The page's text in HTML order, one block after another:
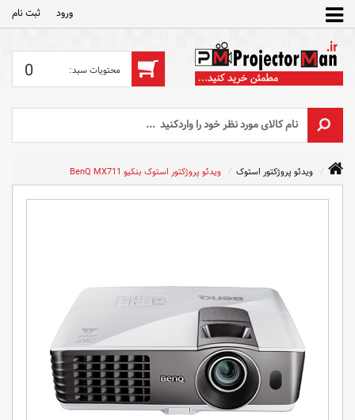
ورود ثبت‌ نام
0
ویدئو پروژکتور استوک ویدئو پروژکتور استوک بنکیو BenQ MX711